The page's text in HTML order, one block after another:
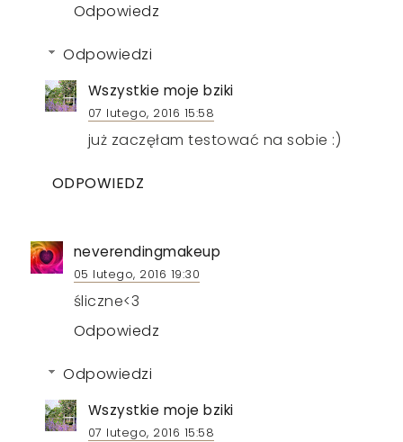
Odpowiedz
Odpowiedzi
Wszystkie moje bziki
07 lutego, 2016 15:58
już zaczęłam testować na sobie :)
ODPOWIEDZ
neverendingmakeup
05 lutego, 2016 19:30
śliczne<3
Odpowiedz
Odpowiedzi
Wszystkie moje bziki
07 lutego, 2016 15:58